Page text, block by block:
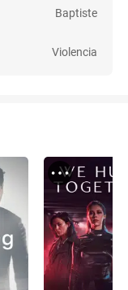
Baptiste
Violencia